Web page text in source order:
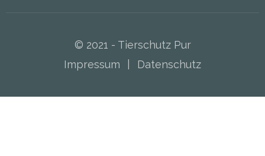
© 2021 - Tierschutz Pur
Impressum
Datenschutz